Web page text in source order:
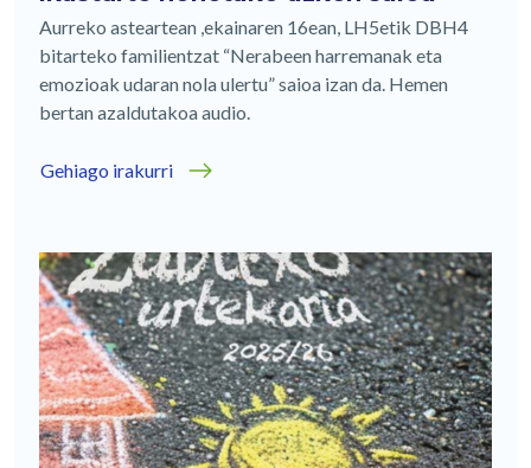
Aurreko asteartean ,ekainaren 16ean, LH5etik DBH4
bitarteko familientzat “Nerabeen harremanak eta
emozioak udaran nola ulertu” saioa izan da. Hemen
bertan azaldutakoa audio.
Gehiago irakurri